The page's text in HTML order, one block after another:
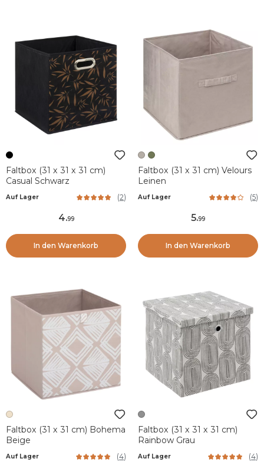
Faltbox (31 x 31 x 31 cm)
Casual Schwarz
Auf Lager (2)
4.99
In den Warenkorb
Faltbox (31 x 31 cm) Velours
Leinen
Auf Lager (5)
5.99
In den Warenkorb
Faltbox (31 x 31 cm) Bohema
Beige
Auf Lager (4)
Faltbox (31 x 31 x 31 cm)
Rainbow Grau
Auf Lager (4)